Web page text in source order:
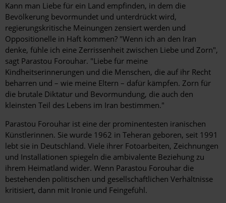
Kann man Liebe für ein Land empfinden, in dem die
Bevölkerung bevormundet und unterdrückt wird,
regierungskritische Meinungen zensiert werden und
Oppositionelle in Haft kommen? "Wenn ich an den Iran
denke, fühle ich eine Zerrissenheit zwischen Liebe und Zorn",
sagt Parastou Forouhar. "Liebe für meine
Kindheitserinnerungen und die Menschen, die auf ihr Recht
beharren und – wie meine Eltern – dafür kämpfen. Zorn für
die brutale Diktatur und Bevormundung, die auch den
kleinsten Teil des Lebens im Iran bestimmen."
Parastou Forouhar ist eine der prominentesten iranischen
Künstlerinnen. Sie wurde 1962 in Teheran geboren, seit 1991
lebt sie in Deutschland. Viele ihrer Fotoarbeiten, Zeichnungen
und Installationen spiegeln die ambivalente Beziehung zu
ihrem Heimatland wider. Wenn Parastou Forouhar die
bestehenden politischen und gesellschaftlichen Verhältnisse
kritisiert, dann mit Ironie und Feingefühl.